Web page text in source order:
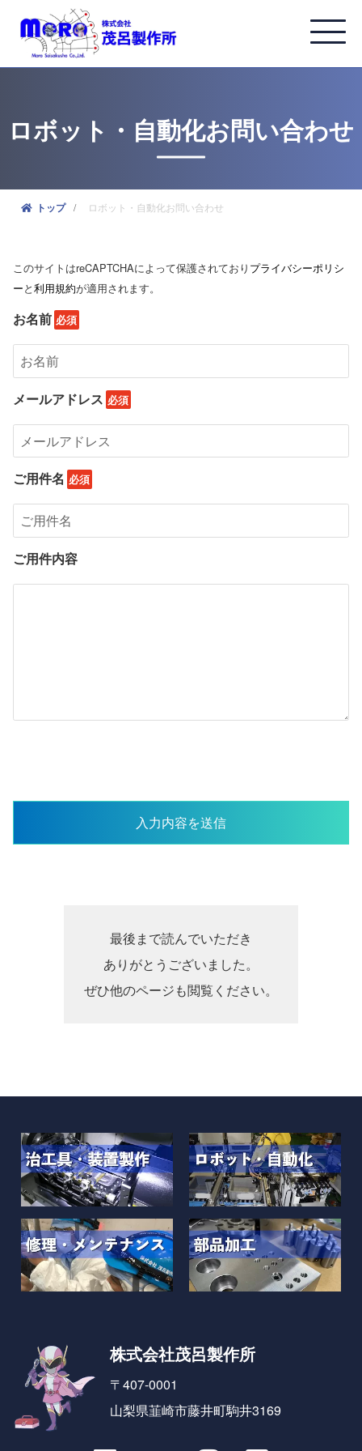
ロボット・自動化お問い合わせ
トップ ロボット・自動化お問い合わせ
このサイトはreCAPTCHAによって保護されており プライバシーポリシ
ーと利用規約が適用されます。
お名前
メールアドレス
ご用件名
ご用件内容
最後まで読んでいただき
ありがとうございました。
ぜひ他のページも閲覧ください。
株式会社茂呂製作所
〒407-0001
山梨県韮崎市藤井町駒井3169